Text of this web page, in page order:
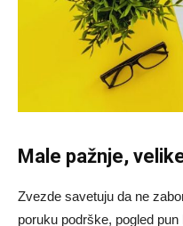
Male pažnje,
Zvezde savetuju da ne
poruku podrške, pogled